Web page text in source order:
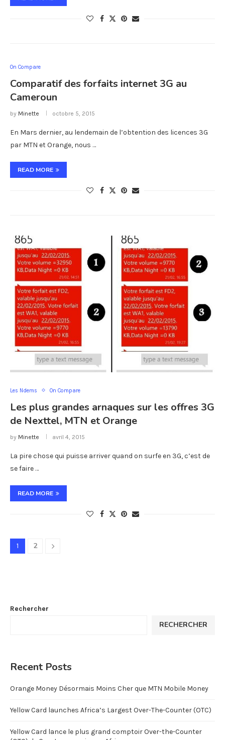
On Compare
Comparatif des forfaits internet 3G au
Cameroun
by Minette octobre 5, 2015
En Mars dernier, au lendemain de l’obtention des licences 3G
par MTN et Orange, nous …
READ MORE
Les Ndems On Compare
Les plus grandes arnaques sur les offres 3G
de Nexttel, MTN et Orange
by Minette avril 4, 2015
La pire chose qui puisse arriver quand on surfe en 3G, c’est de
se faire …
READ MORE
1 2
Rechercher
RECHERCHER
Recent Posts
Orange Money Désormais Moins Cher que MTN Mobile Money
Yellow Card launches Africa’s Largest Over-The-Counter (OTC)
Yellow Card lance le plus grand comptoir Over-the-Counter